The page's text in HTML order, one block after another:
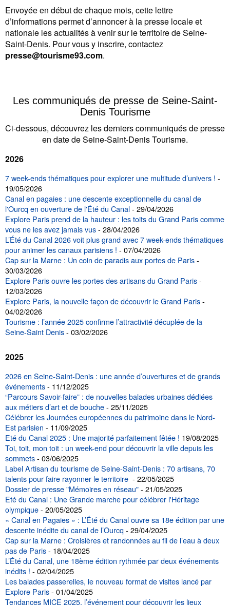
Envoyée en début de chaque mois, cette lettre
d’informations permet d’annoncer à la presse locale et
nationale les actualités à venir sur le territoire de Seine-
Saint-Denis. Pour vous y inscrire, contactez
presse@tourisme93.com.
Les communiqués de presse de Seine-Saint-
Denis Tourisme
Ci-dessous, découvrez les derniers communiqués de presse
en date de Seine-Saint-Denis Tourisme.
2026
7 week-ends thématiques pour explorer une multitude d’univers ! -
19/05/2026
Canal en pagaies : une descente exceptionnelle du canal de
l'Ourcq en ouverture de l'Été du Canal- 29/04/2026
Explore Paris prend de la hauteur : les toits du Grand Paris comme
vous ne les avez jamais vus- 28/04/2026
L’Été du Canal 2026 voit plus grand avec 7 week-ends thématiques
pour animer les canaux parisiens ! - 07/04/2026
Cap sur la Marne : Un coin de paradis aux portes de Paris-
30/03/2026
Explore Paris ouvre les portes des artisans du Grand Paris-
12/03/2026
Explore Paris, la nouvelle façon de découvrir le Grand Paris-
04/02/2026
Tourisme : l’année 2025 confirme l’attractivité décuplée de la
Seine-Saint Denis- 03/02/2026
2025
2026 en Seine-Saint-Denis : une année d’ouvertures et de grands
événements- 11/12/2025
“Parcours Savoir-faire” : de nouvelles balades urbaines dédiées
aux métiers d’art et de bouche- 25/11/2025
Célébrer les Journées européennes du patrimoine dans le Nord-
Est parisien - 11/09/2025
Eté du Canal 2025 : Une majorité parfaitement fêtée ! 19/08/2025
Toi, toit, mon toit : un week-end pour découvrir la ville depuis les
sommets- 03/06/2025
Label Artisan du tourisme de Seine-Saint-Denis : 70 artisans, 70
talents pour faire rayonner le territoire - 22/05/2025
Dossier de presse "Mémoires en réseau"- 21/05/2025
Eté du Canal : Une Grande marche pour célébrer l'Héritage
olympique- 20/05/2025
« Canal en Pagaies » : L’Été du Canal ouvre sa 18e édition par une
descente inédite du canal de l’Ourcq- 29/04/2025
Cap sur la Marne : Croisières et randonnées au fil de l’eau à deux
pas de Paris- 18/04/2025
L’Été du Canal, une 18ème édition rythmée par deux événements
inédits ! - 02/04/2025
Les balades passerelles, le nouveau format de visites lancé par
Explore Paris- 01/04/2025
Tendances MICE 2025, l’événement pour découvrir les lieux